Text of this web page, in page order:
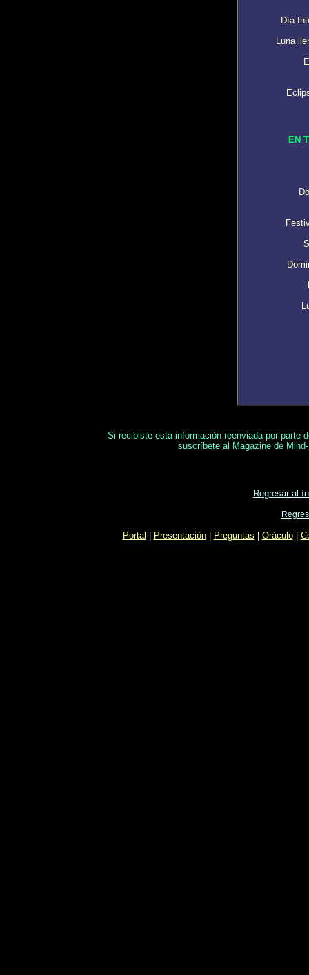
Día
Luna
EN
Si recibiste esta información reenviada por parte
suscríbete al Magazine de
Regresar al
Portal Presentación| Preguntas Oráculo|